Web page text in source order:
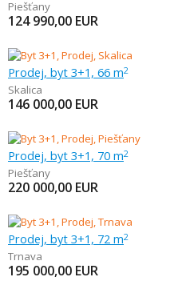
Piešťany
124 990,00 EUR
Prodej, byt 3+1, 66 m2
Skalica
146 000,00 EUR
Prodej, byt 3+1, 70 m2
Piešťany
220 000,00 EUR
Prodej, byt 3+1, 72 m2
Trnava
195 000,00 EUR